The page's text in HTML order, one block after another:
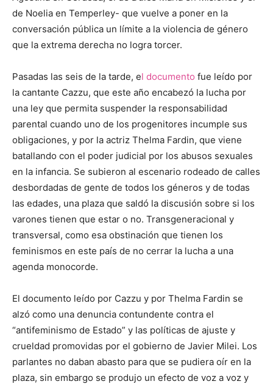
de Noelia en Temperley- que vuelve a poner en la
conversación pública un límite a la violencia de género
que la extrema derecha no logra torcer.
Pasadas las seis de la tarde, el documento fue leído por
la cantante Cazzu, que este año encabezó la lucha por
una ley que permita suspender la responsabilidad
parental cuando uno de los progenitores incumple sus
obligaciones, y por la actriz Thelma Fardin, que viene
batallando con el poder judicial por los abusos sexuales
en la infancia. Se subieron al escenario rodeado de calles
desbordadas de gente de todos los géneros y de todas
las edades, una plaza que saldó la discusión sobre si los
varones tienen que estar o no. Transgeneracional y
transversal, como esa obstinación que tienen los
feminismos en este país de no cerrar la lucha a una
agenda monocorde.
El documento leído por Cazzu y por Thelma Fardin se
alzó como una denuncia contundente contra el
“antifeminismo de Estado” y las políticas de ajuste y
crueldad promovidas por el gobierno de Javier Milei. Los
parlantes no daban abasto para que se pudiera oír en la
plaza, sin embargo se produjo un efecto de voz a voz y